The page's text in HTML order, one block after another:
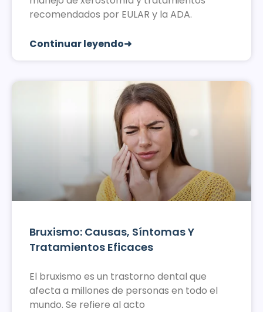
recomendados por EULAR y la ADA.
Continuar leyendo➜
Bruxismo: Causas, Síntomas Y
Tratamientos Eficaces
El bruxismo es un trastorno dental que
afecta a millones de personas en todo el
mundo. Se refiere al acto